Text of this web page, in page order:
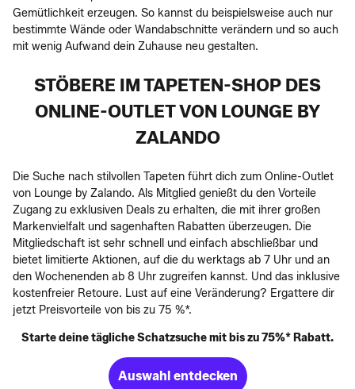
Gemütlichkeit erzeugen. So kannst du beispielsweise auch nur
bestimmte Wände oder Wandabschnitte verändern und so auch
mit wenig Aufwand dein Zuhause neu gestalten.
STÖBERE IM TAPETEN-SHOP DES
ONLINE-OUTLET VON LOUNGE BY
ZALANDO
Die Suche nach stilvollen Tapeten führt dich zum Online-Outlet
von Lounge by Zalando. Als Mitglied genießt du den Vorteile
Zugang zu exklusiven Deals zu erhalten, die mit ihrer großen
Markenvielfalt und sagenhaften Rabatten überzeugen. Die
Mitgliedschaft ist sehr schnell und einfach abschließbar und
bietet limitierte Aktionen, auf die du werktags ab 7 Uhr und an
den Wochenenden ab 8 Uhr zugreifen kannst. Und das inklusive
kostenfreier Retoure. Lust auf eine Veränderung? Ergattere dir
jetzt Preisvorteile von bis zu 75 %*.
Starte deine tägliche Schatzsuche mit bis zu 75%* Rabatt.
Auswahl entdecken